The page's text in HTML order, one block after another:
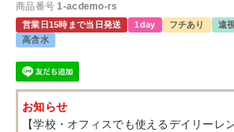
商品番号 1-acdemo-rs
営業日15時まで当日発送 1day フチあり 遠
高含水
お知らせ
【学校・オフィスでも使えるデイリーレン